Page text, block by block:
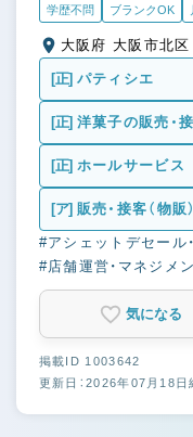
学歴不問 ブランクOK
[正] パティシエ
[正] 洋菓子の販売・
[正] ホールサービス
[ア] 販売・接客（物販）
#アシェットデセール
#店舗運営・マネジメ
気になる
掲載ID 1003642
更新日：2026年07月18日